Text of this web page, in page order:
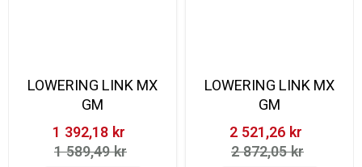
LOWERING LINK MX
GM
1 392,18 kr‎
1 589,49 kr‎
LOWERING LINK MX
GM
2 521,26 kr‎
2 872,05 kr‎